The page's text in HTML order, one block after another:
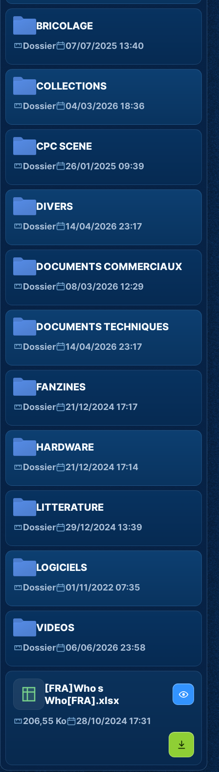
BRICOLAGE
Dossier 07/07/2025 13:40
COLLECTIONS
Dossier 04/03/2026 18:36
CPC SCENE
Dossier 26/01/2025 09:39
DIVERS
Dossier 14/04/2026 23:17
DOCUMENTS COMMERCIAUX
Dossier 08/03/2026 12:29
DOCUMENTS TECHNIQUES
Dossier 14/04/2026 23:17
FANZINES
Dossier 21/12/2024 17:17
HARDWARE
Dossier 21/12/2024 17:14
LITTERATURE
Dossier 29/12/2024 13:39
LOGICIELS
Dossier 01/11/2022 07:35
VIDEOS
Dossier 06/06/2026 23:58
[FRA]Who s
Who[FRA].xlsx
206,55 Ko 28/10/2024 17:31